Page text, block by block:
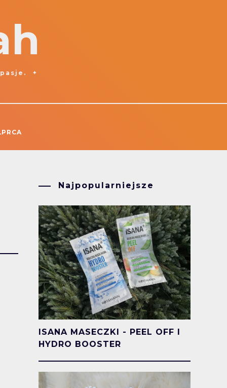
Najpopularniejsze
ISANA MASECZKI - PEEL OFF I
HYDRO BOOSTER